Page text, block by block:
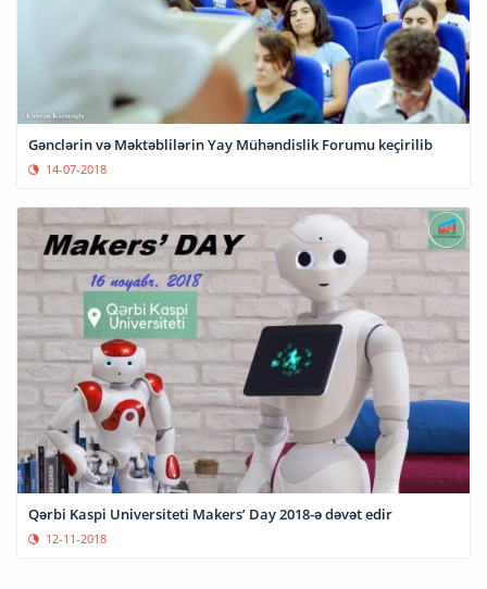
Gənclərin və Məktəblilərin Yay Mühəndislik Forumu keçirilib
14-07-2018
Qərbi Kaspi Universiteti Makers’ Day 2018-ə dəvət edir
12-11-2018